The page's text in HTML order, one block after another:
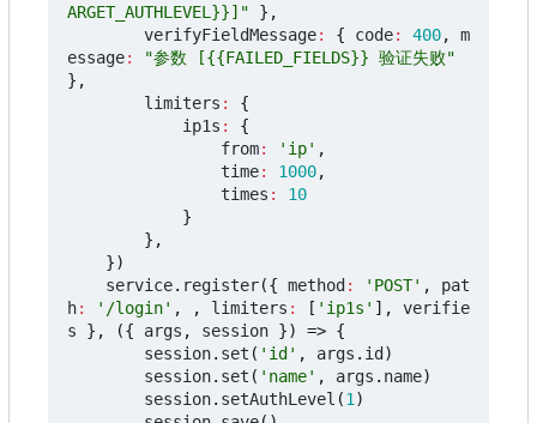
ARGET_AUTHLEVEL}}]"
},
verifyFieldMessage: { code: 400,
m
essage:
"参数 [{{FAILED_FIELDS}} 验证失败"
},
limiters :
{
ip1s :
{
from: 'ip' ,
time: 1000,
times :
10
}
},
})
service. register({ method : 'POST' ,
pat
h: '/login' , , limiters : [ 'ip1s' ],
verifie
s
}, ({ args , session }) => {
session. set ( 'id' , args . id )
session. set ( 'name' , args . name)
session. setAuthLevel (1 )